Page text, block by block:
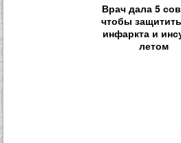
Врач дала 5
чтобы
инфаркта и
летом